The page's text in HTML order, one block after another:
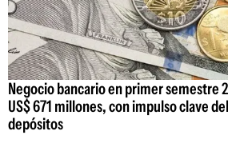
Negocio bancario en primer semestre
US$ 671 millones, con impulso clave
depósitos